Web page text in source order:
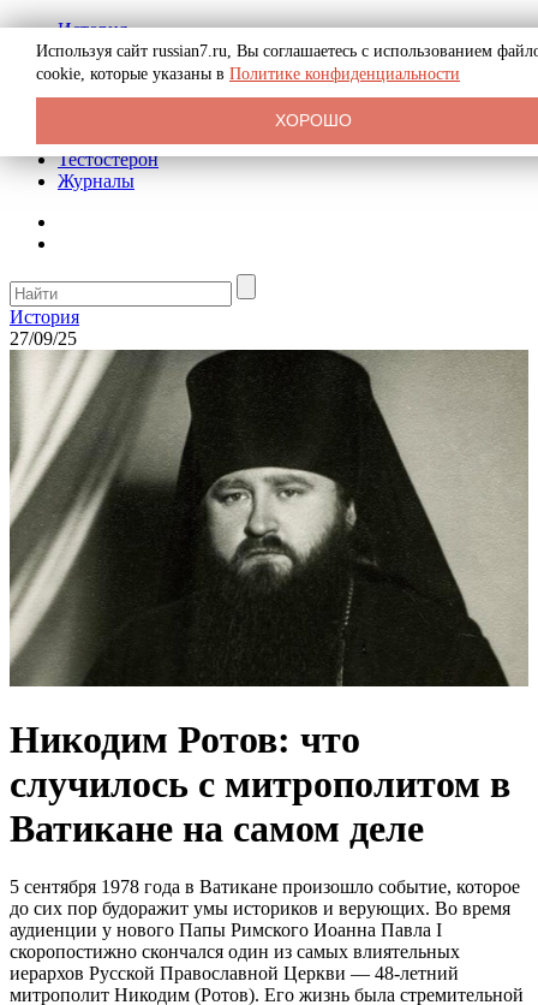
История
Биография
Криминал
Реклама на сайте
Тестостерон
Журналы
История
27/09/25
Никодим Ротов: что
случилось с митрополитом в
Ватикане на самом деле
5 сентября 1978 года в Ватикане произошло событие, которое
до сих пор будоражит умы историков и верующих. Во время
аудиенции у нового Папы Римского Иоанна Павла I
скоропостижно скончался один из самых влиятельных
иерархов Русской Православной Церкви — 48-летний
митрополит Никодим (Ротов). Его жизнь была стремительной
Используя сайт russian7.ru, Вы соглашаетесь с использованием
cookie, которые указаны в Политике конфиденциальности
ХОРОШО